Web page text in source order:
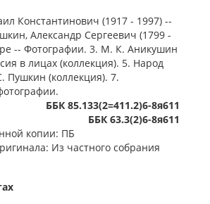
Константинович (1917 - 1997) --
Александр Сергеевич (1799 -
-- Фотографии. 3. М. К. Аникушин
в лицах (коллекция). 5. Народ
Пушкин (коллекция). 7.
ББК 85.133(2=411.2)6-8я611
ББК 63.3(2)6-8я611
копии: ПБ
Из частного собрания